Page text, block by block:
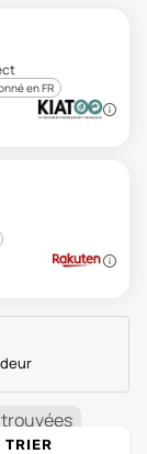
en FR
trouvées
TRIER